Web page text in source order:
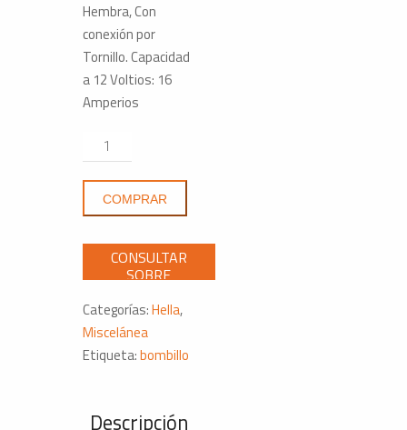
Hembra, Con
conexión por
Tornillo. Capacidad
a 12 Voltios: 16
Amperios
Conector
Universal
1941002
Con
Tornillo
Hembra
cantidad
COMPRAR
Categorías:Hella,
Miscelánea
Etiqueta:bombillo
Descripción